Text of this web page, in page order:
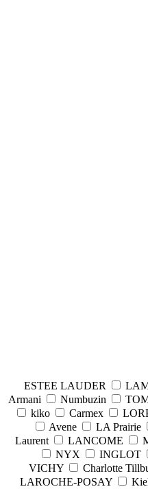
ESTEE LAUDER
Armani
Numbuzin
kiko
Carmex
Avene
LA Prairie
Laurent
LANCOME
NYX
INGLOT
VICHY
Charlotte
LAROCHE-POSAY